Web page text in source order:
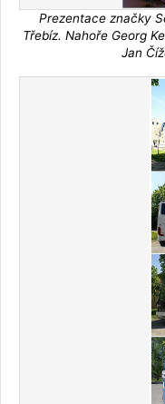
Prezentace značky
Třebíz. Nahoře Georg
Jan